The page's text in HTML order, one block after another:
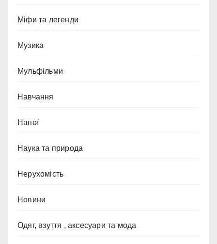
Міфи та легенди
Музика
Мульфільми
Навчання
Напої
Наука та природа
Нерухомість
Новини
Одяг, взуття , аксесуари та мода